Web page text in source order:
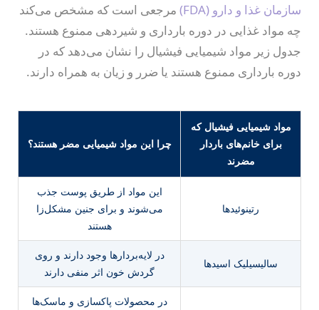
سازمان غذا و دارو (FDA)
مرجعی است که مشخص می‌کند
چه مواد غذایی در دوره بارداری و شیردهی ممنوع هستند.
جدول زیر مواد شیمیایی فیشیال را نشان می‌دهد که در
دوره بارداری ممنوع هستند یا ضرر و زیان به همراه دارند.
مواد شیمیایی فیشیال که
برای خانم‌های باردار
مضرند
چرا این مواد شیمیایی مضر هستند؟
رتینوئیدها
این مواد از طریق پوست جذب
می‌شوند و برای جنین مشکل‌زا
هستند
سالیسیلیک اسیدها
در لایه‌بردارها وجود دارند و روی
گردش خون اثر منفی دارند
در محصولات پاکسازی و ماسک‌ها